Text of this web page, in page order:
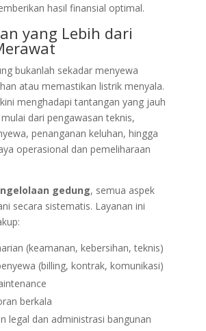
hasil finansial optimal.
yang Lebih dari
bukanlah sekadar menyewa
atau memastikan listrik menyala.
menghadapi tantangan yang jauh
dari pengawasan teknis,
penanganan keluhan, hingga
operasional dan pemeliharaan
gedung, semua aspek
secara sistematis. Layanan ini
(keamanan, kebersihan, teknis)
(billing, kontrak, komunikasi)
berkala
legal dan administrasi bangunan